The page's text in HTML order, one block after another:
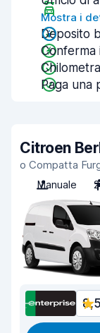
Mostra i
Deposito
Conferma
Paga una
Citroen
o Compatta
Manuale
2
8,5